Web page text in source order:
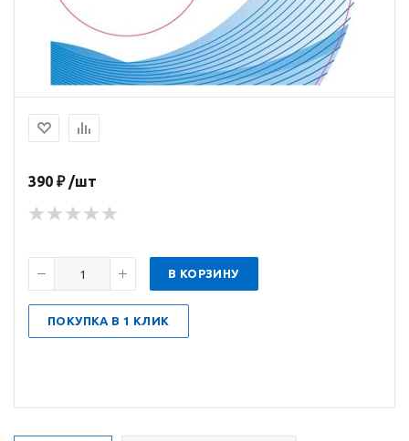
390 ₽ /шт
В КОРЗИНУ
ПОКУПКА В 1 КЛИК